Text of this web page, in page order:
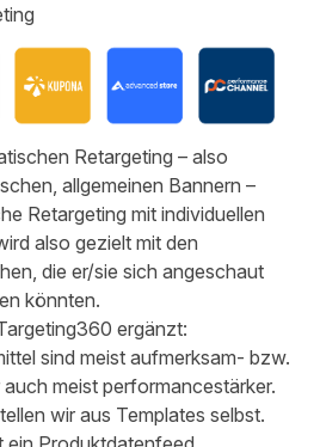
Retargeting – also
allgemeinen Bannern –
Retargeting mit individuellen
also gezielt mit den
die er/sie sich angeschaut
könnten.
ergänzt:
sind meist aufmerksam- bzw.
meist performancestärker.
wir aus Templates selbst.